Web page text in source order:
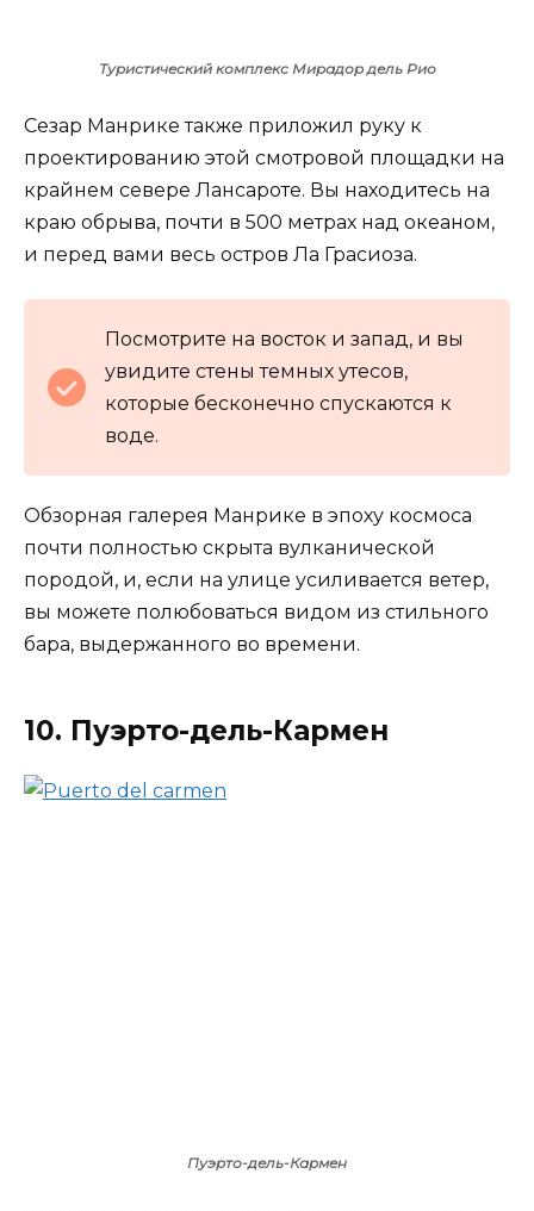
Туристический комплекс Мирадор дель Рио
Сезар Манрике также приложил руку к
проектированию этой смотровой площадки на
крайнем севере Лансароте. Вы находитесь на
краю обрыва, почти в 500 метрах над океаном,
и перед вами весь остров Ла Грасиоза.
Посмотрите на восток и запад, и вы
увидите стены темных утесов,
которые бесконечно спускаются к
воде.
Обзорная галерея Манрике в эпоху космоса
почти полностью скрыта вулканической
породой, и, если на улице усиливается ветер,
вы можете полюбоваться видом из стильного
бара, выдержанного во времени.
10. Пуэрто-дель-Кармен
Пуэрто-дель-Кармен